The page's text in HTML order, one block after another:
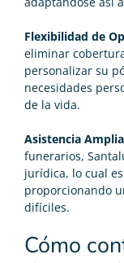
Flexibilidad de
eliminar
personalizar su
necesidades
de la vida.
Asistencia
funerarios,
jurídica, lo cual
proporcionando
difíciles.
Cómo